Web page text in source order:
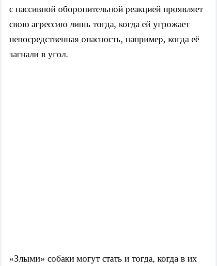
с пассивной оборонительной реакцией проявляет
свою агрессию лишь тогда, когда ей угрожает
непосредственная опасность, например, когда её
загнали в угол.
«Злыми» собаки могут стать и тогда, когда в их